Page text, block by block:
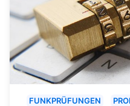
FUNKPRÜFUNGEN